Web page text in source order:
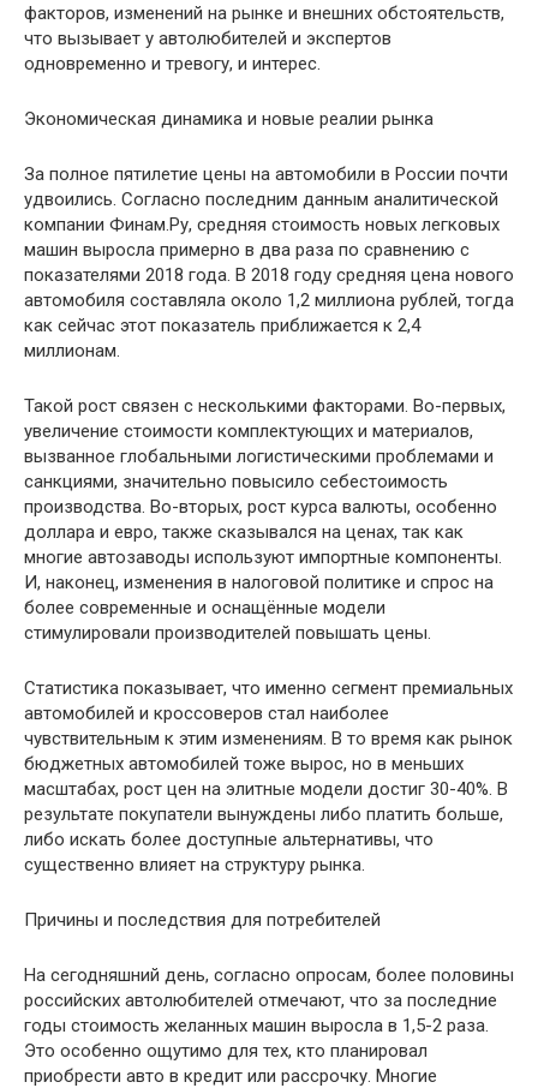
факторов, изменений на рынке и внешних обстоятельств,
что вызывает у автолюбителей и экспертов
одновременно и тревогу, и интерес.
Экономическая динамика и новые реалии рынка
За полное пятилетие цены на автомобили в России почти
удвоились. Согласно последним данным аналитической
компании Финам.Ру, средняя стоимость новых легковых
машин выросла примерно в два раза по сравнению с
показателями 2018 года. В 2018 году средняя цена нового
автомобиля составляла около 1,2 миллиона рублей, тогда
как сейчас этот показатель приближается к 2,4
миллионам.
Такой рост связен с несколькими факторами. Во-первых,
увеличение стоимости комплектующих и материалов,
вызванное глобальными логистическими проблемами и
санкциями, значительно повысило себестоимость
производства. Во-вторых, рост курса валюты, особенно
доллара и евро, также сказывался на ценах, так как
многие автозаводы используют импортные компоненты.
И, наконец, изменения в налоговой политике и спрос на
более современные и оснащённые модели
стимулировали производителей повышать цены.
Статистика показывает, что именно сегмент премиальных
автомобилей и кроссоверов стал наиболее
чувствительным к этим изменениям. В то время как рынок
бюджетных автомобилей тоже вырос, но в меньших
масштабах, рост цен на элитные модели достиг 30-40%. В
результате покупатели вынуждены либо платить больше,
либо искать более доступные альтернативы, что
существенно влияет на структуру рынка.
Причины и последствия для потребителей
На сегодняшний день, согласно опросам, более половины
российских автолюбителей отмечают, что за последние
годы стоимость желанных машин выросла в 1,5-2 раза.
Это особенно ощутимо для тех, кто планировал
приобрести авто в кредит или рассрочку. Многие